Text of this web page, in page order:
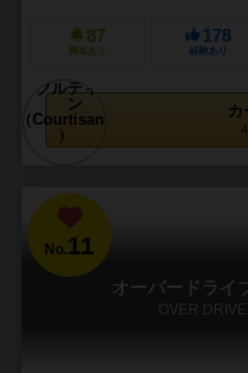
87
興味あり
178
経験あり
カ
No.11
オーバードライ
OVER